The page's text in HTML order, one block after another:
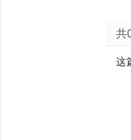
共
这